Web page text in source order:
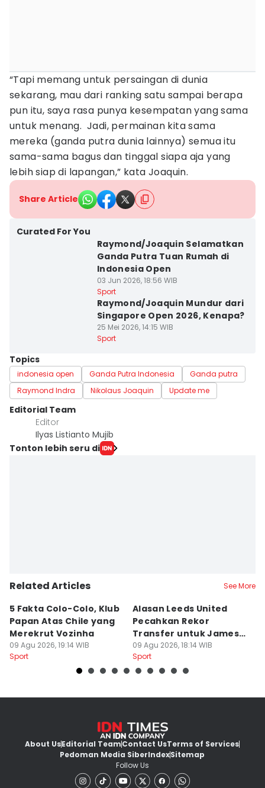
“Tapi memang untuk persaingan di dunia
sekarang, mau dari ranking satu sampai berapa
pun itu, saya rasa punya kesempatan yang sama
untuk menang. Jadi, permainan kita sama
mereka (ganda putra dunia lainnya) semua itu
sama-sama bagus dan tinggal siapa aja yang
lebih siap di lapangan,” kata Joaquin.
Share Article
Curated For You
Raymond/Joaquin Selamatkan
Ganda Putra Tuan Rumah di
Indonesia Open
03 Jun 2026, 18:56 WIB
Sport
Raymond/Joaquin Mundur dari
Singapore Open 2026, Kenapa?
25 Mei 2026, 14:15 WIB
Sport
Topics
indonesia open Ganda Putra Indonesia
Ganda putra
Raymond Indra
Nikolaus Joaquin Update me
Editorial Team
Editor
Ilyas Listianto Mujib
Tonton lebih seru di
Related Articles See More
5 Fakta Colo-Colo, Klub
Papan Atas Chile yang
Merekrut Vozinha
09 Agu 2026, 19:14 WIB
Sport
Alasan Leeds United
Pecahkan Rekor
Transfer untuk James
Trafford
09 Agu 2026, 18:14 WIB
Sport
About UsEditorial TeamContact UsTerms of Services
Pedoman Media SiberIndexSitemap
Follow Us